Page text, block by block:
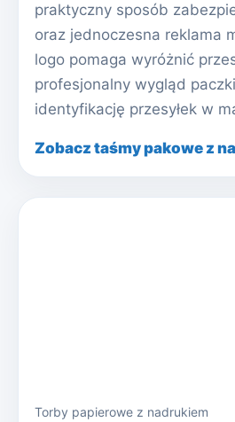
praktyczny sposób
oraz jednoczesna reklama
logo pomaga wyróżnić
profesjonalny wygląd
identyfikację przesyłek w
Zobacz taśmy pakowe z
Torby papierowe z nadrukiem